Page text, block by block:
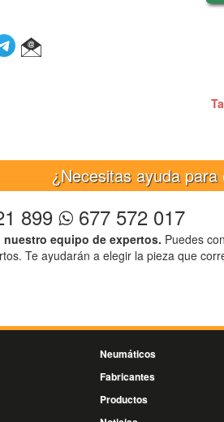
¿Necesitas ayuda
899 677 572 017
equipo de expertos. Puedes
Te ayudarán a elegir la pieza que
Neumáticos
Fabricantes
Productos